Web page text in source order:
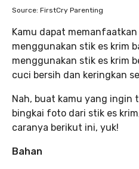
Source: FirstCry Parenting
Kamu dapat
menggunakan stik es krim
menggunakan stik es krim
cuci bersih dan keringkan
Nah, buat kamu yang ingin
bingkai foto dari stik es
caranya berikut ini, yuk!
Bahan